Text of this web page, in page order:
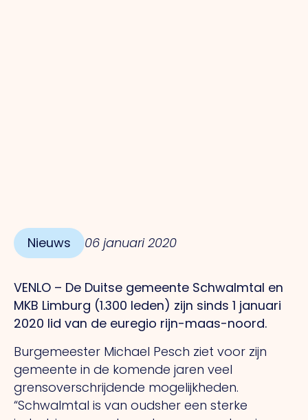
Nieuws 06 januari 2020
VENLO – De Duitse gemeente Schwalmtal en
MKB Limburg (1.300 leden) zijn sinds 1 januari
2020 lid van de euregio rijn-maas-noord.
Burgemeester Michael Pesch ziet voor zijn
gemeente in de komende jaren veel
grensoverschrijdende mogelijkheden.
“Schwalmtal is van oudsher een sterke